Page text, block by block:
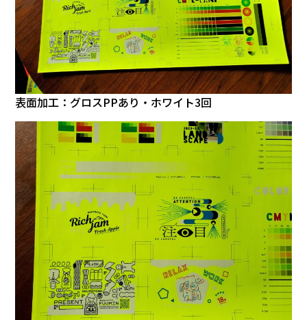
表面加工：グロスPPあり・ホワイト3回